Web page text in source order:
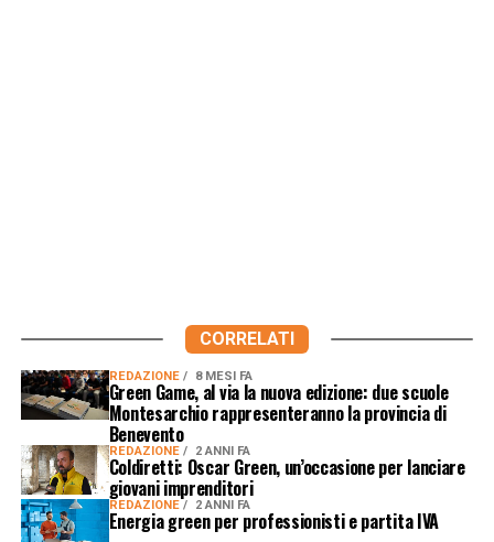
CORRELATI
REDAZIONE 8 MESI FA
Green Game, al via la nuova edizione: due scuole
Montesarchio rappresenteranno la provincia di
Benevento
REDAZIONE 2 ANNI FA
Coldiretti: Oscar Green, un’occasione per lanciare
giovani imprenditori
REDAZIONE 2 ANNI FA
Energia green per professionisti e partita IVA